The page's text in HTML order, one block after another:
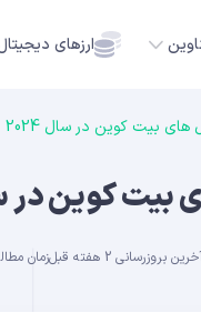
ارزهای
بیت کوین در سال 2024
کوین در سال
بروزرسانی 2 هفته قبل زمان مطالعه